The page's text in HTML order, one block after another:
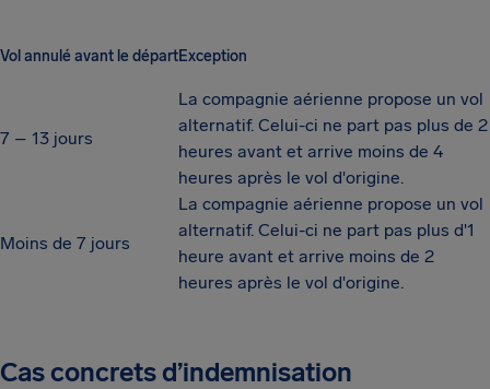
Vol annulé avant le départException
7 – 13 jours
La compagnie aérienne propose un vol
alternatif. Celui-ci ne part pas plus de 2
heures avant et arrive moins de 4
heures après le vol d'origine.
Moins de 7 jours
La compagnie aérienne propose un vol
alternatif. Celui-ci ne part pas plus d'1
heure avant et arrive moins de 2
heures après le vol d'origine.
Cas concrets d’indemnisation